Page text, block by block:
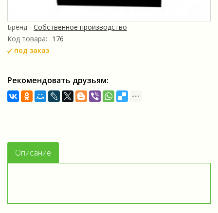
Бренд: Собственное производство
Код товара:
176
под заказ
Рекомендовать друзьям:
Описание